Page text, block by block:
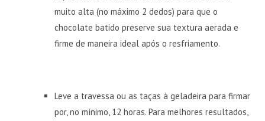
muito alta (no máximo 2 dedos) para que o
chocolate batido preserve sua textura aerada e
firme de maneira ideal após o resfriamento.
Leve a travessa ou as taças à geladeira para firmar
por, no mínimo, 12 horas. Para melhores resultados,